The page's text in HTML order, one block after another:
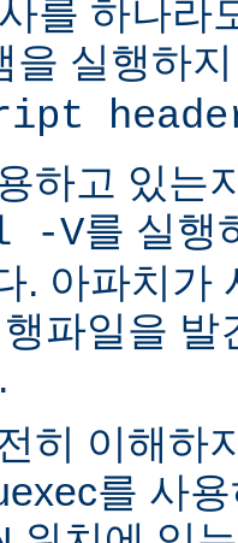
를 하나라
을 실행하
하고 있는
-V를 실행
. 아파치가
파일을 발
히 이해하
를 사